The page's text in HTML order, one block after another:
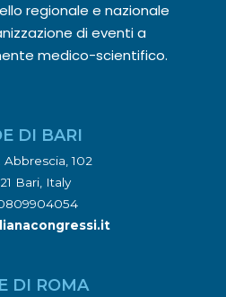
regionale e nazionale
di eventi a
medico-scientifico.
DI BARI
Abbrescia, 102
Bari, Italy
DI ROMA